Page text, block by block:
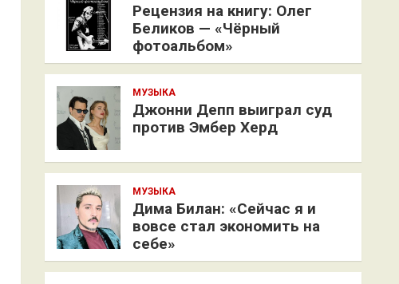
Рецензия на книгу: Олег
Беликов — «Чёрный
фотоальбом»
МУЗЫКА
Джонни Депп выиграл суд
против Эмбер Херд
МУЗЫКА
Дима Билан: «Сейчас я и
вовсе стал экономить на
себе»